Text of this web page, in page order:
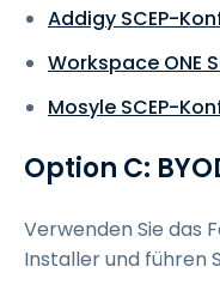
Addigy SCEP-
Workspace ONE
Mosyle SCEP-
Option C:
Verwenden Sie das
Installer und führen